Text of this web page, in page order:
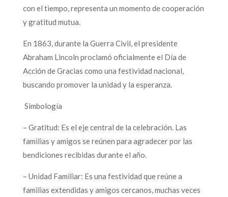
con el tiempo, representa un momento de cooperación
y gratitud mutua.
En 1863, durante la Guerra Civil, el presidente
Abraham Lincoln proclamó oficialmente el Día de
Acción de Gracias como una festividad nacional,
buscando promover la unidad y la esperanza.
Simbología
– Gratitud: Es el eje central de la celebración. Las
familias y amigos se reúnen para agradecer por las
bendiciones recibidas durante el año.
– Unidad Familiar: Es una festividad que reúne a
familias extendidas y amigos cercanos, muchas veces